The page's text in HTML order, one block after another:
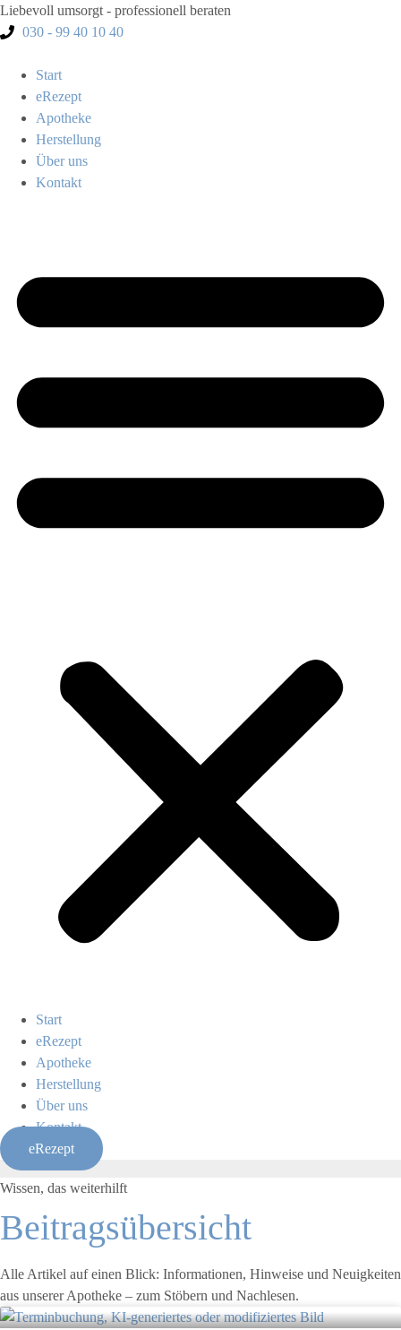
Liebevoll umsorgt - professionell beraten
030 - 99 40 10 40
Start
eRezept
Apotheke
Herstellung
Über uns
Kontakt
Start
eRezept
Apotheke
Herstellung
Über uns
Kontakt
eRezept
Wissen, das weiterhilft
Beitragsübersicht
Alle Artikel auf einen Blick: Informationen, Hinweise und Neuigkeiten
aus unserer Apotheke – zum Stöbern und Nachlesen.